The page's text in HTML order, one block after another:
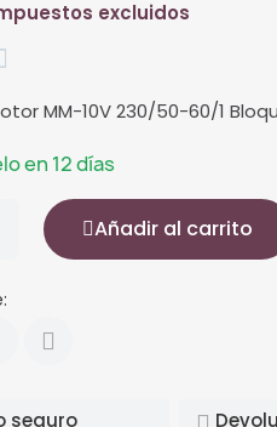
excluidos
MM-10V 230/50-60/1
en 12 días
Añadir al carrito
seguro